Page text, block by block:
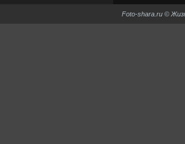
Foto-shara.ru ©